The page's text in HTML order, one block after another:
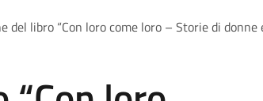
del libro “Con loro come loro – Storie di